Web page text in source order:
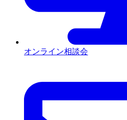
オンライン相談会